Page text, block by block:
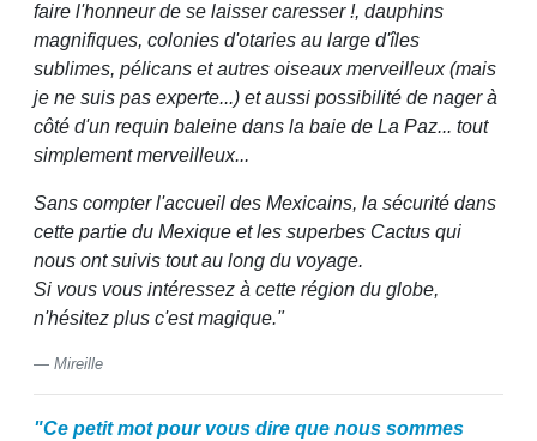
faire l'honneur de se laisser caresser !, dauphins
magnifiques, colonies d'otaries au large d'îles
sublimes, pélicans et autres oiseaux merveilleux (mais
je ne suis pas experte...) et aussi possibilité de nager à
côté d'un requin baleine dans la baie de La Paz... tout
simplement merveilleux...
Sans compter l'accueil des Mexicains, la sécurité dans
cette partie du Mexique et les superbes Cactus qui
nous ont suivis tout au long du voyage.
Si vous vous intéressez à cette région du globe,
n'hésitez plus c'est magique."
Mireille
"Ce petit mot pour vous dire que nous sommes